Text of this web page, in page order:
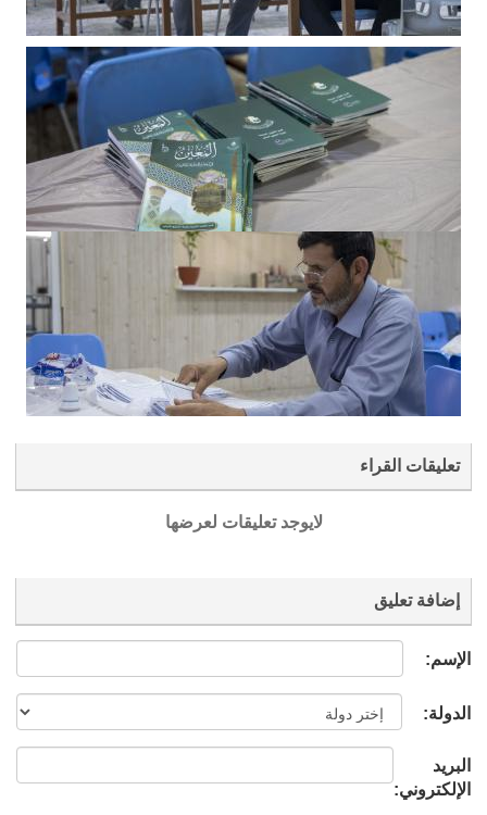
تعليقات القراء
لايوجد تعليقات لعرضها
إضافة تعليق
الإسم:
الدولة:
البريد
الإلكتروني: